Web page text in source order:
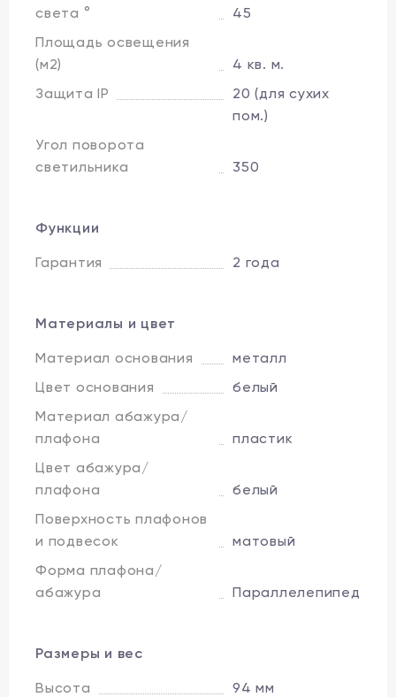
света °
45
Площадь освещения
(м2)
4 кв. м.
Защита IP
20 (для сухих
пом.)
Угол поворота
светильника
350
Функции
Гарантия 2 года
Материалы и цвет
Материал основания
металл
Цвет основания
белый
Материал абажура/
плафона
пластик
Цвет абажура/
плафона
белый
Поверхность плафонов
и подвесок
матовый
Форма плафона/
абажура
Параллелепипед
Размеры и вес
Высота
94 мм